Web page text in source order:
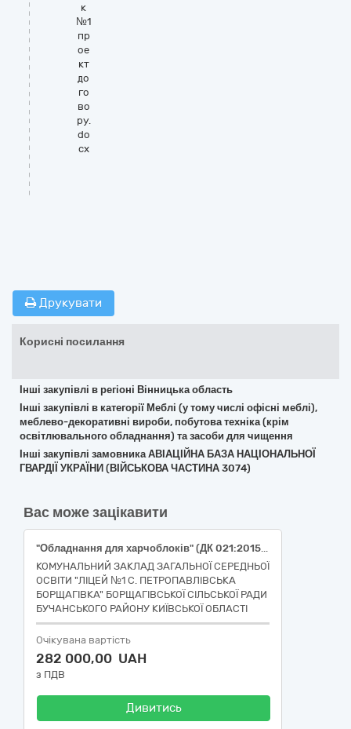
к
№1
пр
ое
кт
до
го
во
ру.
do
cx
Друкувати
Корисні посилання
Інші закупівлі в регіоні Вінницька область
Інші закупівлі в категорії Меблі (у тому числі офісні меблі),
меблево-декоративні вироби, побутова техніка (крім
освітлювального обладнання) та засоби для чищення
Інші закупівлі замовника АВІАЦІЙНА БАЗА НАЦІОНАЛЬНОЇ
ГВАРДІЇ УКРАЇНИ (ВІЙСЬКОВА ЧАСТИНА 3074)
Вас може зацікавити
"Обладнання для харчоблоків" (ДК 021:2015- 39310000-8 Обладнання для закладів громадського харчування)
КОМУНАЛЬНИЙ ЗАКЛАД ЗАГАЛЬНОЇ СЕРЕДНЬОЇ
ОСВІТИ "ЛІЦЕЙ №1 С. ПЕТРОПАВЛІВСЬКА
БОРЩАГІВКА" БОРЩАГІВСЬКОЇ СІЛЬСЬКОЇ РАДИ
БУЧАНСЬКОГО РАЙОНУ КИЇВСЬКОЇ ОБЛАСТІ
Очікувана вартість
282 000,00 UAH
з ПДВ
Дивитись